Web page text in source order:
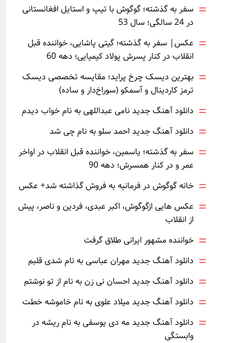
= سفر به گذشته؛ گوگوش با تیپ و استایل افغانستانی
در 24 سالگی؛ سال 53
= عکس| سفر به گذشته؛ گیتی پاشایی، خواننده قبل
انقلاب در کنار پسرش پولاد کیمیایی؛ دهه 60
= بهترین دیسک چرخ پراید؛ مقایسه تخصصی دیسک
ترمز کاردینال و آسمکو (سوراخ‌دار و ساده)
= دانلود آهنگ جدید نامی عبداللهی به نام خواب دیدم
= دانلود آهنگ جدید احمد سلو به نام چی شد
= سفر به گذشته؛ یاسمین، خواننده قبل انقلاب در اواخر
عمر و در کنار همسرش؛ دهه 90
= خانه گوگوش در فرمانیه به فروش گذاشته شد+ عکس
= عکس هایی ازگوگوش، اکبر عبدی، فردین و ناصر، پیش
از انقلاب
= خواننده مشهور ایرانی طلاق گرفت
= دانلود آهنگ جدید مهران عباسی به نام شدی قلبم
= دانلود آهنگ جدید احسان نی زن به نام از تو نوشتم
= دانلود آهنگ جدید میلاد علوی به نام خاموشه خطت
= دانلود آهنگ جدید مه دی یوسفی به نام ریشه در
وابستگی